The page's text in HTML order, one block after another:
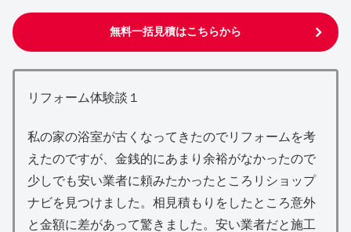
無料一括見積はこちらから
リフォーム体験談１
私の家の浴室が古くなってきたのでリフォームを考
えたのですが、金銭的にあまり余裕がなかったので
少しでも安い業者に頼みたかったところリショップ
ナビを見つけました。相見積もりをしたところ意外
と金額に差があって驚きました。安い業者だと施工